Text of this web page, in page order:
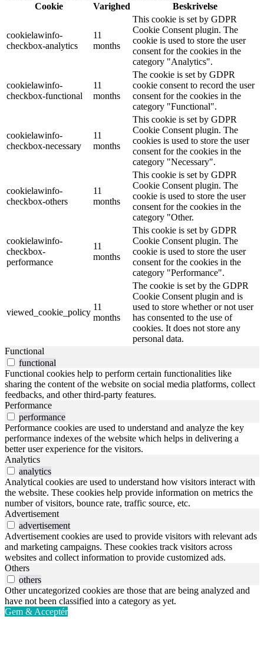
Cookie
Varighed Beskrivelse
cookielawinfo-
checkbox-analytics
11
months
This cookie is set by GDPR
Cookie Consent plugin. The
cookie is used to store the user
consent for the cookies in the
category "Analytics".
cookielawinfo-
checkbox-functional
11
months
The cookie is set by GDPR
cookie consent to record the user
consent for the cookies in the
category "Functional".
cookielawinfo-
checkbox-necessary
11
months
This cookie is set by GDPR
Cookie Consent plugin. The
cookies is used to store the user
consent for the cookies in the
category "Necessary".
cookielawinfo-
checkbox-others
11
months
This cookie is set by GDPR
Cookie Consent plugin. The
cookie is used to store the user
consent for the cookies in the
category "Other.
cookielawinfo-
checkbox-
performance
11
months
This cookie is set by GDPR
Cookie Consent plugin. The
cookie is used to store the user
consent for the cookies in the
category "Performance".
viewed_cookie_policy
11
months
The cookie is set by the GDPR
Cookie Consent plugin and is
used to store whether or not user
has consented to the use of
cookies. It does not store any
personal data.
Functional
functional
Functional cookies help to perform certain functionalities like
sharing the content of the website on social media platforms, collect
feedbacks, and other third-party features.
Performance
performance
Performance cookies are used to understand and analyze the key
performance indexes of the website which helps in delivering a
better user experience for the visitors.
Analytics
analytics
Analytical cookies are used to understand how visitors interact with
the website. These cookies help provide information on metrics the
number of visitors, bounce rate, traffic source, etc.
Advertisement
advertisement
Advertisement cookies are used to provide visitors with relevant ads
and marketing campaigns. These cookies track visitors across
websites and collect information to provide customized ads.
Others
others
Other uncategorized cookies are those that are being analyzed and
have not been classified into a category as yet.
Gem & Acceptér